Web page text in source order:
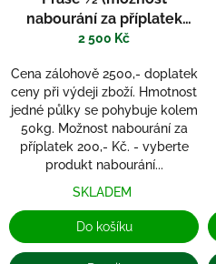
nabourání za příplatek
200,- Kč)
2 500 Kč
Cena zálohově 2500,- doplatek
ceny při výdeji zboží. Hmotnost
jedné půlky se pohybuje kolem
50kg. Možnost nabourání za
příplatek 200,- Kč. - vyberte
produkt nabourání...
SKLADEM
Do košíku